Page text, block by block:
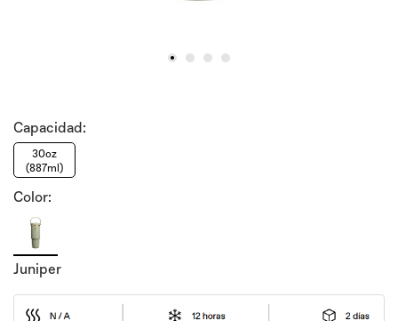
Capacidad:
30oz
(887ml)
Color:
Juniper